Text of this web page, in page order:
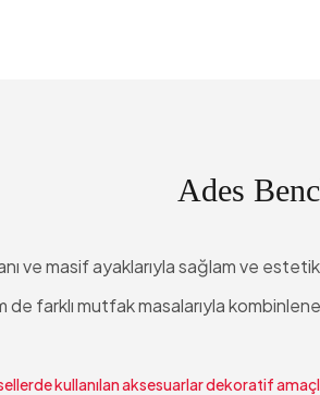
Ades
ve masif ayaklarıyla sağlam ve
de farklı mutfak masalarıyla
kullanılan aksesuarlar dekoratif